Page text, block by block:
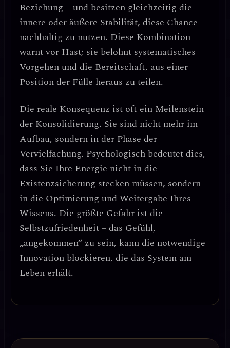
Beziehung – und besitzen gleichzeitig die
innere oder äußere Stabilität, diese Chance
nachhaltig zu nutzen. Diese Kombination
warnt vor Hast; sie belohnt systematisches
Vorgehen und die Bereitschaft, aus einer
Position der Fülle heraus zu teilen.
Die reale Konsequenz ist oft ein Meilenstein
der Konsolidierung. Sie sind nicht mehr im
Aufbau, sondern in der Phase der
Vervielfachung. Psychologisch bedeutet dies,
dass Sie Ihre Energie nicht in die
Existenzsicherung stecken müssen, sondern
in die Optimierung und Weitergabe Ihres
Wissens. Die größte Gefahr ist die
Selbstzufriedenheit – das Gefühl,
„angekommen“ zu sein, kann die notwendige
Innovation blockieren, die das System am
Leben erhält.